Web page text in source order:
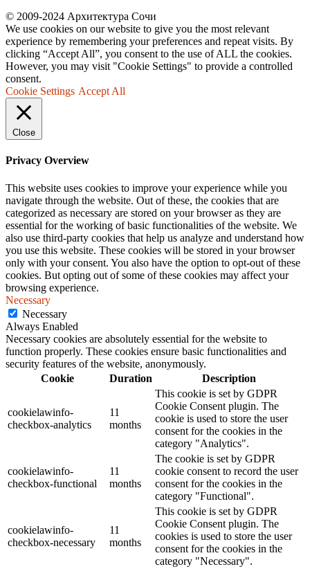
© 2009-2024 Архитектура Сочи
We use cookies on our website to give you the most relevant
experience by remembering your preferences and repeat visits. By
clicking “Accept All”, you consent to the use of ALL the cookies.
However, you may visit "Cookie Settings" to provide a controlled
consent.
Cookie Settings Accept All
Close
Privacy Overview
This website uses cookies to improve your experience while you
navigate through the website. Out of these, the cookies that are
categorized as necessary are stored on your browser as they are
essential for the working of basic functionalities of the website. We
also use third-party cookies that help us analyze and understand how
you use this website. These cookies will be stored in your browser
only with your consent. You also have the option to opt-out of these
cookies. But opting out of some of these cookies may affect your
browsing experience.
Necessary
Necessary
Always Enabled
Necessary cookies are absolutely essential for the website to
function properly. These cookies ensure basic functionalities and
security features of the website, anonymously.
Cookie
Duration Description
cookielawinfo-
checkbox-analytics
11
months
This cookie is set by GDPR
Cookie Consent plugin. The
cookie is used to store the user
consent for the cookies in the
category "Analytics".
cookielawinfo-
checkbox-functional
11
months
The cookie is set by GDPR
cookie consent to record the user
consent for the cookies in the
category "Functional".
cookielawinfo-
checkbox-necessary
11
months
This cookie is set by GDPR
Cookie Consent plugin. The
cookies is used to store the user
consent for the cookies in the
category "Necessary".